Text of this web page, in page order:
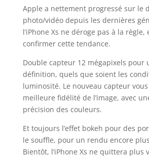
Apple a nettement progressé sur le
photo/vidéo depuis les dernières
l’iPhone Xs ne déroge pas à la règle,
confirmer cette tendance.
Double capteur 12 mégapixels pour
définition, quels que soient les
luminosité. Le nouveau capteur
meilleure fidélité de l’image, avec
précision des couleurs.
Et toujours l’effet bokeh pour des
le souffle, pour un rendu encore
Bientôt, l’iPhone Xs ne quittera plus